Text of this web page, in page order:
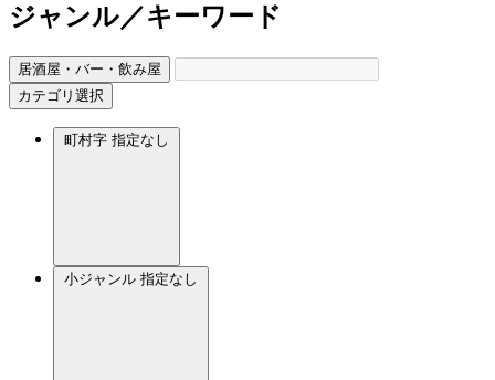
ジャンル／キーワード
居酒屋・バー・飲み屋
カテゴリ選択
町村字 指定なし
小ジャンル 指定なし